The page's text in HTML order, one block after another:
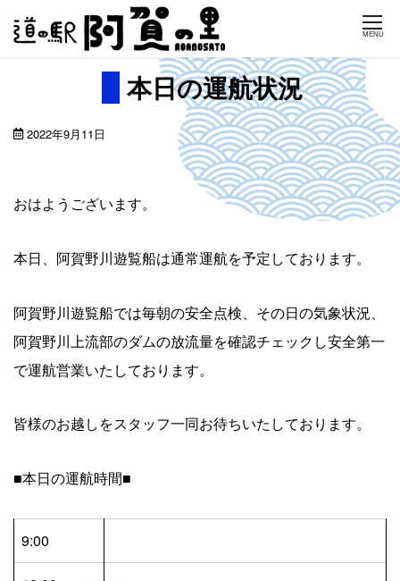
Skip
MENU
本日の運航状況
2022年9月11日
おはようございます。
本日、阿賀野川遊覧船は通常運航を予定しております。
阿賀野川遊覧船では毎朝の安全点検、その日の気象状況、
阿賀野川上流部のダムの放流量を確認チェックし安全第一
で運航営業いたしております。
皆様のお越しをスタッフ一同お待ちいたしております。
■本日の運航時間■
9:00